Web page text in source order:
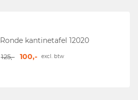
Ronde kantinetafel 12020
125,- 100,- excl. btw